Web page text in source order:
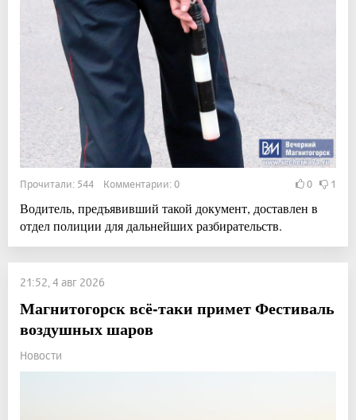
Прочитали: 544 Комментарии: 0 0 1
Водитель, предъявивший такой документ, доставлен в
отдел полиции для дальнейших разбирательств.
21:52, 4 авг 2026
Магнитогорск всё-таки примет Фестиваль
воздушных шаров
Новости